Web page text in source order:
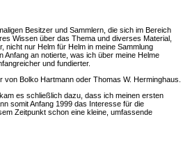
Besitzer und Sammlern, die sich im Bereich
Wissen über das Thema und diverses Material,
nicht nur Helm für Helm in meine Sammlung
an notierte, was ich über meine Helme
und fundierter.
Bolko Hartmann oder Thomas W. Herminghaus.
es schließlich dazu, dass ich meinen ersten
somit Anfang 1999 das Interesse für die
Zeitpunkt schon eine kleine, umfassende